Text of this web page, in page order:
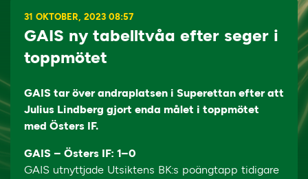
31 OKTOBER, 2023 08:57
GAIS ny tabelltvåa efter seger i
toppmötet
GAIS tar över andraplatsen i Superettan efter att
Julius Lindberg gjort enda målet i toppmötet
med Östers IF.
GAIS – Östers IF: 1–0
GAIS utnyttjade Utsiktens BK:s poängtapp tidigare